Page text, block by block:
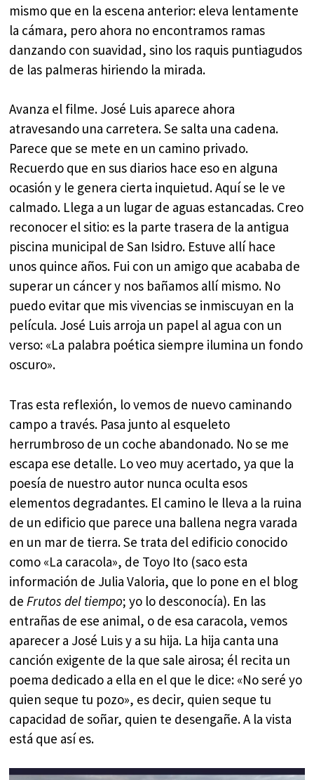
mismo que en la escena anterior: eleva lentamente
la cámara, pero ahora no encontramos ramas
danzando con suavidad, sino los raquis puntiagudos
de las palmeras hiriendo la mirada.
Avanza el filme. José Luis aparece ahora
atravesando una carretera. Se salta una cadena.
Parece que se mete en un camino privado.
Recuerdo que en sus diarios hace eso en alguna
ocasión y le genera cierta inquietud. Aquí se le ve
calmado. Llega a un lugar de aguas estancadas. Creo
reconocer el sitio: es la parte trasera de la antigua
piscina municipal de San Isidro. Estuve allí hace
unos quince años. Fui con un amigo que acababa de
superar un cáncer y nos bañamos allí mismo. No
puedo evitar que mis vivencias se inmiscuyan en la
película. José Luis arroja un papel al agua con un
verso: «La palabra poética siempre ilumina un fondo
oscuro».
Tras esta reflexión, lo vemos de nuevo caminando
campo a través. Pasa junto al esqueleto
herrumbroso de un coche abandonado. No se me
escapa ese detalle. Lo veo muy acertado, ya que la
poesía de nuestro autor nunca oculta esos
elementos degradantes. El camino le lleva a la ruina
de un edificio que parece una ballena negra varada
en un mar de tierra. Se trata del edificio conocido
como «La caracola», de Toyo Ito (saco esta
información de Julia Valoria, que lo pone en el blog
deFrutos del tiempo; yo lo desconocía). En las
entrañas de ese animal, o de esa caracola, vemos
aparecer a José Luis y a su hija. La hija canta una
canción exigente de la que sale airosa; él recita un
poema dedicado a ella en el que le dice: «No seré yo
quien seque tu pozo», es decir, quien seque tu
capacidad de soñar, quien te desengañe. A la vista
está que así es.